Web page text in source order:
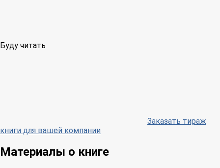
Буду читать
Заказать тираж
книги для вашей компании
Материалы о книге